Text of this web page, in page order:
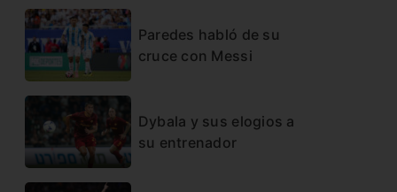
Paredes habló de su
cruce con Messi
Dybala y sus elogios a
su entrenador